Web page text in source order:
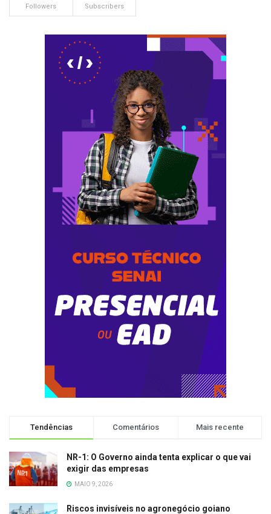
Followers Subscribers
Tendências Comentários Mais recente
NR-1: O Governo ainda tenta explicar o que vai
exigir das empresas
MAIO 9, 2026
Riscos invisíveis no agronegócio goiano